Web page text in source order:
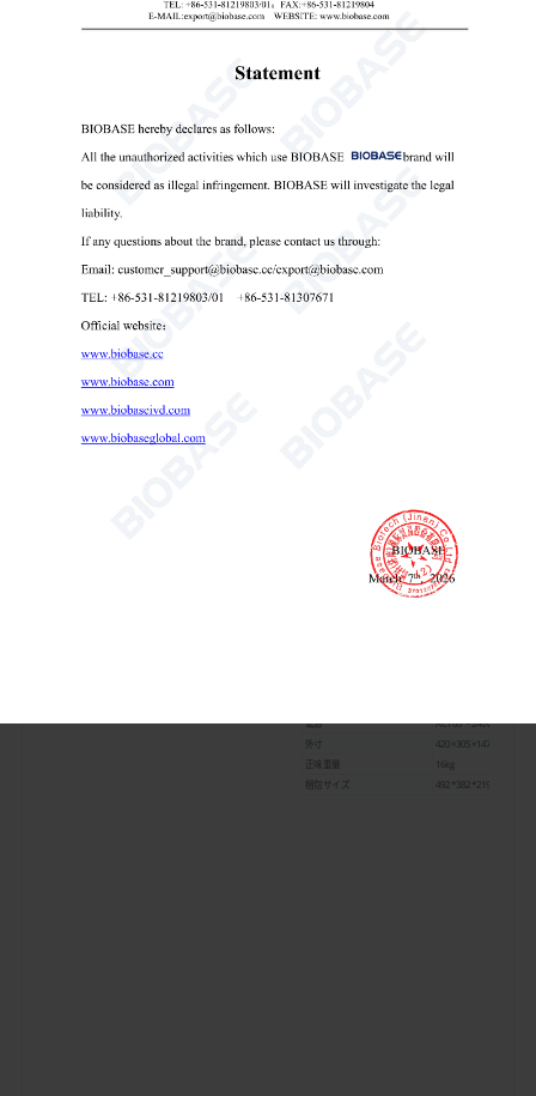
り便利になります。
3. 速度とタイマーの調整機能。
4. ブラシレスDCモーター。
技術仕様：
BK-VX1800
DCモーター
揺れの振幅と種類
3mm、水平回転
ロータリーレンジ
200～1800rpm
電源
AC100～240V、50/60Hz
外寸
420×305×147mm
正味重量
16kg
梱包サイズ
492*382*219